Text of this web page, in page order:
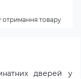
дверей у
отримання товару